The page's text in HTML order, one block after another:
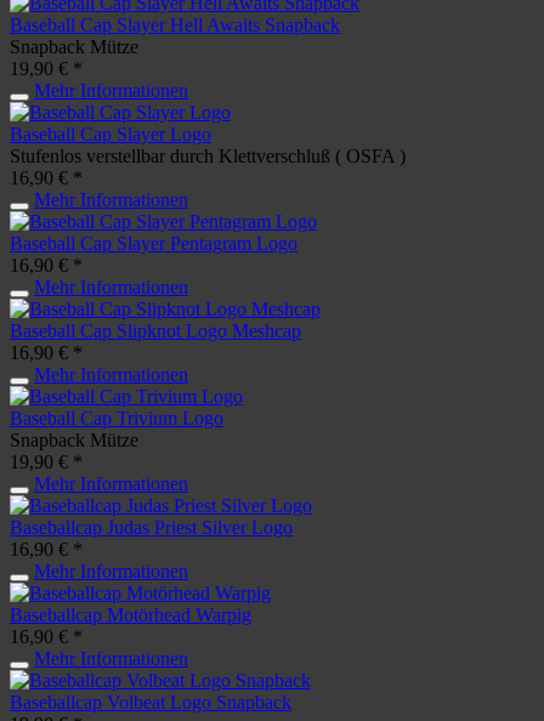
Baseball Cap Slayer Hell Awaits Snapback
Snapback Mütze
19,90 € *
Mehr Informationen
Baseball Cap Slayer Logo
Stufenlos verstellbar durch Klettverschluß ( OSFA )
16,90 € *
Mehr Informationen
Baseball Cap Slayer Pentagram Logo
16,90 € *
Mehr Informationen
Baseball Cap Slipknot Logo Meshcap
16,90 € *
Mehr Informationen
Baseball Cap Trivium Logo
Snapback Mütze
19,90 € *
Mehr Informationen
Baseballcap Judas Priest Silver Logo
16,90 € *
Mehr Informationen
Baseballcap Motörhead Warpig
16,90 € *
Mehr Informationen
Baseballcap Volbeat Logo Snapback